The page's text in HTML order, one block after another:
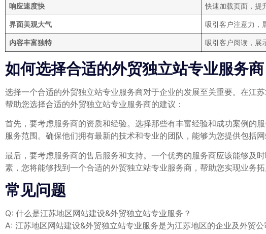
响应速度快 快速加载页面，提
界面美观大气 吸引客户注意力，
内容丰富独特 吸引客户阅读，展
如何选择合适的外贸独立站专业服务商
选择一个合适的外贸独立站专业服务商对于企业的发展至关重要。在江
帮助您选择合适的外贸独立站专业服务商的建议：
首先，要考虑服务商的资质和经验。选择那些有丰富经验和成功案例的
服务范围。确保他们拥有最新的技术和专业的团队，能够为您提供包括
最后，要考虑服务商的售后服务和支持。一个优秀的服务商应该能够及
素，您将能够找到一个合适的外贸独立站专业服务商，帮助您实现业务拓
常见问题
Q: 什么是江苏地区网站建设&外贸独立站专业服务？
A: 江苏地区网站建设&外贸独立站专业服务是为江苏地区的企业及外贸